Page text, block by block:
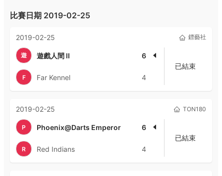
比賽日期 2019-02-25
2019-02-25 鏢藝社
遊 遊戲人間 II 6
F Far Kennel 4
已結束
2019-02-25 TON180
P Phoenix@Darts Emperor 6
R Red Indians 4
已結束